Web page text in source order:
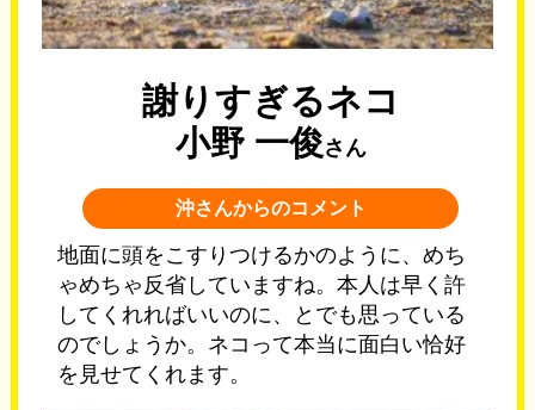
謝りすぎるネコ
小野 一俊さん
沖さんからのコメント
地面に頭をこすりつけるかのように、めち
ゃめちゃ反省していますね。本人は早く許
してくれればいいのに、とでも思っている
のでしょうか。ネコって本当に面白い恰好
を見せてくれます。